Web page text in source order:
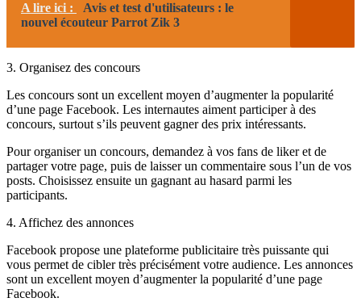
A lire ici :
Avis et test d'utilisateurs : le
nouvel écouteur Parrot Zik 3
3. Organisez des concours
Les concours sont un excellent moyen d’augmenter la popularité
d’une page Facebook. Les internautes aiment participer à des
concours, surtout s’ils peuvent gagner des prix intéressants.
Pour organiser un concours, demandez à vos fans de liker et de
partager votre page, puis de laisser un commentaire sous l’un de vos
posts. Choisissez ensuite un gagnant au hasard parmi les
participants.
4. Affichez des annonces
Facebook propose une plateforme publicitaire très puissante qui
vous permet de cibler très précisément votre audience. Les annonces
sont un excellent moyen d’augmenter la popularité d’une page
Facebook.